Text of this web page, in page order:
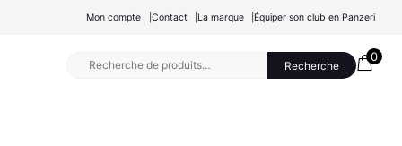
Mon compte Contact La marque Équiper son club en Panzeri
Recherche
Recherche
0